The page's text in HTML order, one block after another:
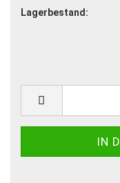
Lagerbestand: